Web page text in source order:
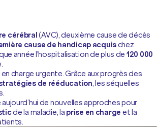
cérébral(AVC), deuxième cause de décès
cause de handicap acquischez
année l'hospitalisation de plus de 120 000
charge urgente. Grâce aux progrès des
de rééducation, les séquelles
de nouvelles approches pour
de la maladie, laprise en charge et la